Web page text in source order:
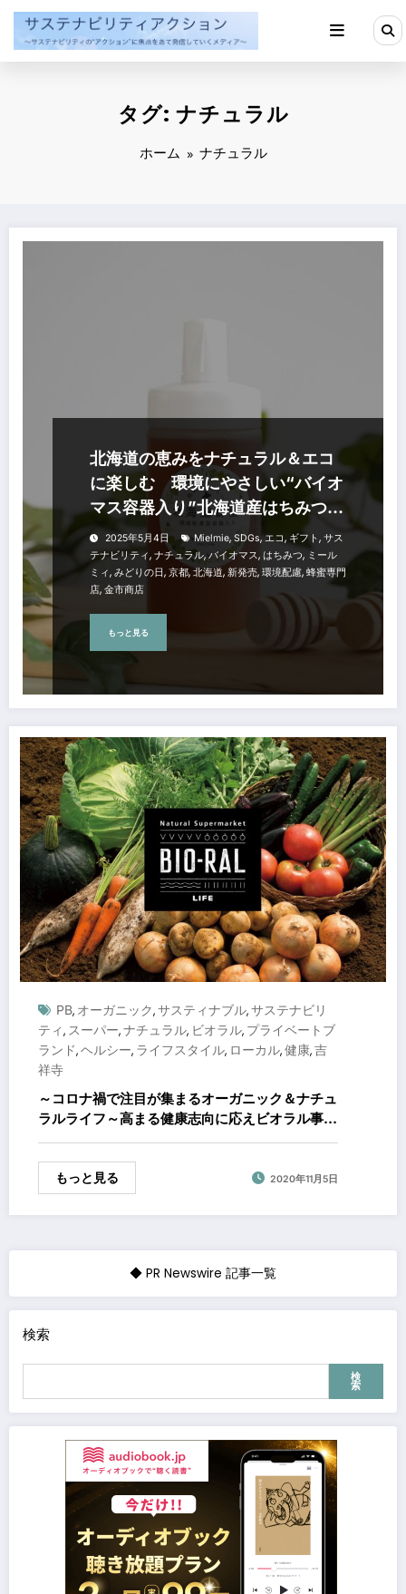
ン
タグ: ナチュラル
ホーム ナチュラル
北海道の恵みをナチュラル＆エコ
に楽しむ 環境にやさしい“バイオ
マス容器入り”北海道産はちみつ
「みどりの日」に新発売
2025年5月4日 Mielmie, SDGs,エコ, ギフト, サス
テナビリティ, ナチュラル, バイオマス, はちみつ, ミール
ミィ, みどりの日, 京都,北海道, 新発売, 環境配慮, 蜂蜜専門
店, 金市商店
もっと見る
PB, オーガニック,サスティナブル,サステナビリ
ティ, スーパー,ナチュラル, ビオラル, プライベートブ
ランド,ヘルシー, ライフスタイル, ローカル,健康,吉
祥寺
～コロナ禍で注目が集まるオーガニック＆ナチュ
ラルライフ～高まる健康志向に応えビオラル事業
を一挙拡大！
もっと見る 2020年11月5日
◆ PR Newswire 記事一覧
検索
検
索